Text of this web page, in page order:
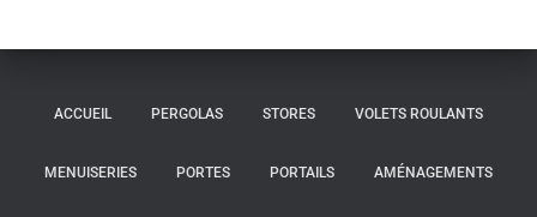
ACCUEIL PERGOLAS STORES VOLETS ROULANTS
MENUISERIES PORTES PORTAILS AMÉNAGEMENTS